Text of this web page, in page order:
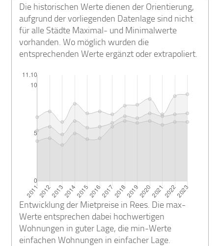
Die historischen Werte dienen der Orientierung,
aufgrund der vorliegenden Datenlage sind nicht
für alle Städte Maximal- und Minimalwerte
vorhanden. Wo möglich wurden die
entsprechenden Werte ergänzt oder extrapoliert.
Entwicklung der Mietpreise in Rees. Die max-
Werte entsprechen dabei hochwertigen
Wohnungen in guter Lage, die min-Werte
einfachen Wohnungen in einfacher Lage.